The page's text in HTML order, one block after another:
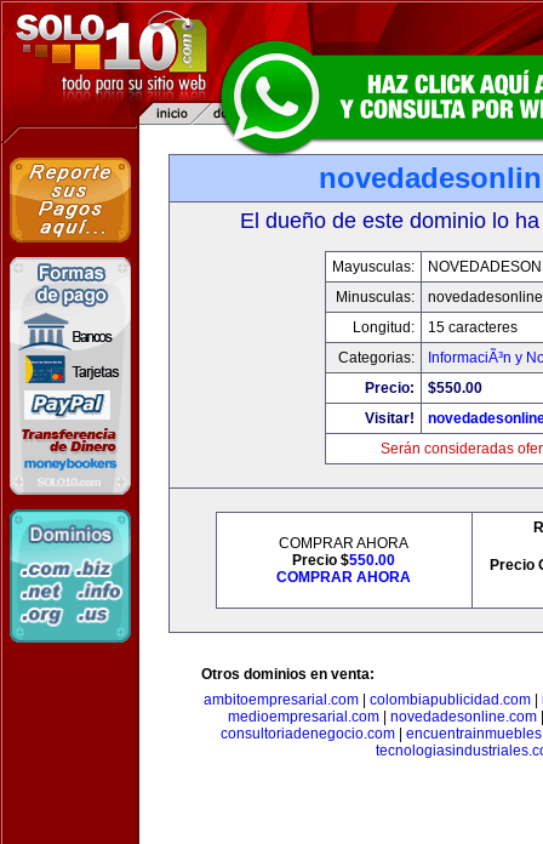
El dueño de este dominio lo
Mayusculas:
Minusculas:
Longitud:
15 caracteres
Categorias:
InformaciÃ³n y
Precio:
$550.00
Visitar!
Serán consideradas
COMPRAR AHORA
Precio $550.00
COMPRAR AHORA
Precio
Otros dominios en venta:
ambitoempresarial.com| colombiapublicidad.com|
medioempresarial.com| novedadesonline.com
consultoriadenegocio.com|